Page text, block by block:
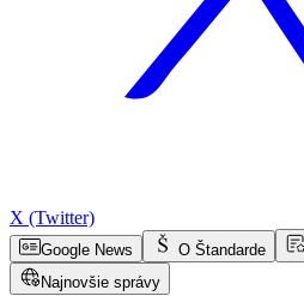
X (Twitter)
Google News O Štandarde
Najnovšie správy